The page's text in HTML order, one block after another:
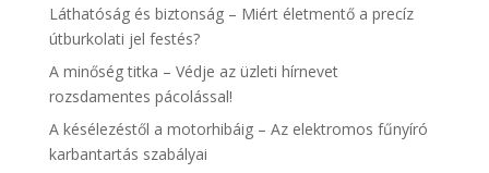
Láthatóság és biztonság – Miért életmentő a precíz
útburkolati jel festés?
A minőség titka – Védje az üzleti hírnevet
rozsdamentes pácolással!
A késélezéstől a motorhibáig – Az elektromos fűnyíró
karbantartás szabályai